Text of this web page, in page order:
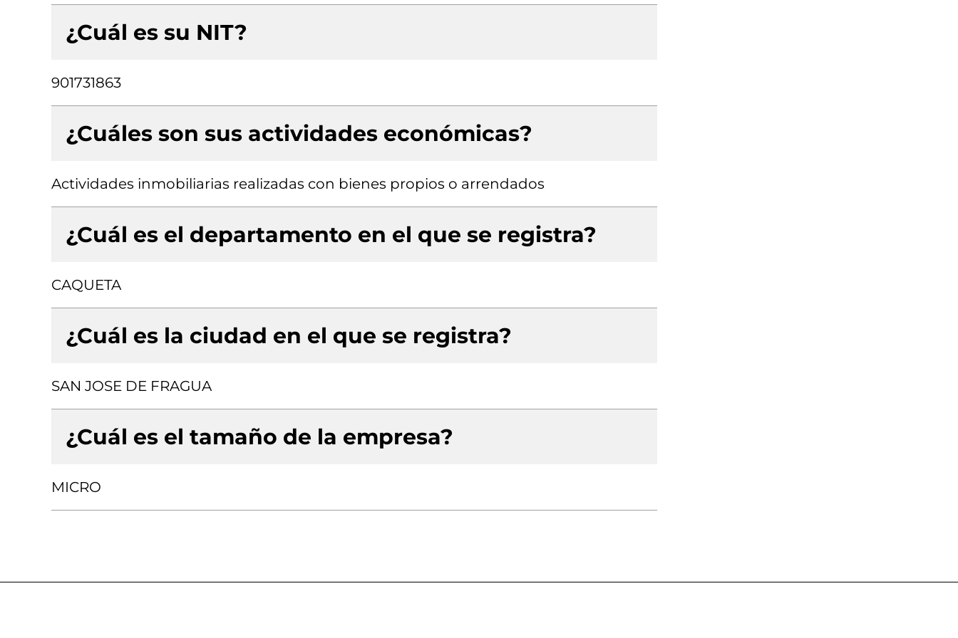
¿Cuál es su NIT?
901731863
¿Cuáles son sus actividades económicas?
Actividades inmobiliarias realizadas con bienes propios o arrendados
¿Cuál es el departamento en el que se registra?
CAQUETA
¿Cuál es la ciudad en el que se registra?
SAN JOSE DE FRAGUA
¿Cuál es el tamaño de la empresa?
MICRO